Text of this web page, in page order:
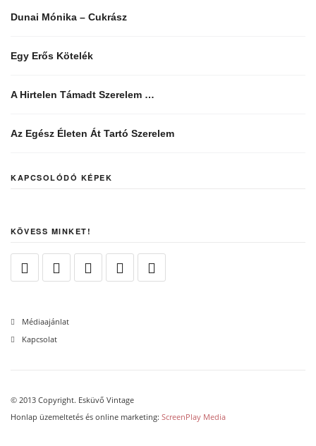
Dunai Mónika – Cukrász
Egy Erős Kötelék
A Hirtelen Támadt Szerelem …
Az Egész Életen Át Tartó Szerelem
KAPCSOLÓDÓ KÉPEK
KÖVESS MINKET!
Médiaajánlat
Kapcsolat
© 2013 Copyright. Esküvő Vintage
Honlap üzemeltetés és online marketing: ScreenPlay Media